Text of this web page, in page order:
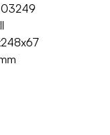
03249